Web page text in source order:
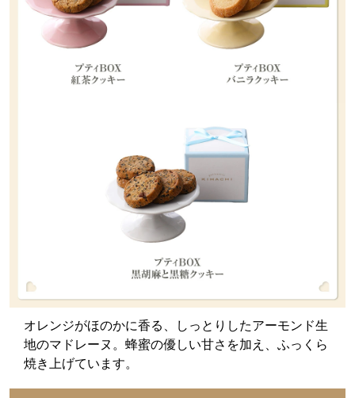
オレンジがほのかに香る、しっとりしたアーモンド生
地のマドレーヌ。蜂蜜の優しい甘さを加え、ふっくら
焼き上げています。